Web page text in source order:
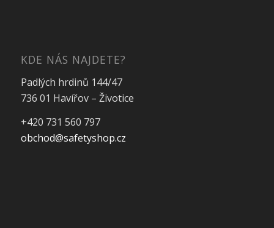
KDE NÁS NAJDETE?
Padlých hrdinů 144/47
736 01 Havířov – Životice
+420 731 560 797
obchod@safetyshop.cz